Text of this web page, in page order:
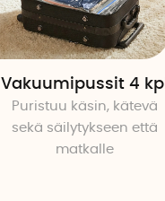
Vakuumipussit 4 kpl
Puristuu käsin, kätevä
sekä säilytykseen että
matkalle